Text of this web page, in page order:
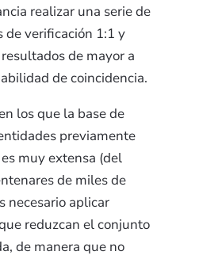
realizar una serie de
de verificación 1:1 y
de mayor a
de coincidencia.
los que la base de
previamente
muy extensa (del
de miles de
necesario aplicar
reduzcan el conjunto
de manera que no